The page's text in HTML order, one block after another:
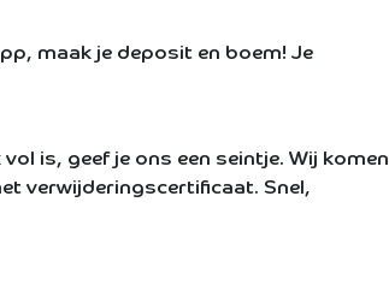
maak je deposit en boem! Je
is, geef je ons een seintje. Wij komen
verwijderingscertificaat. Snel,